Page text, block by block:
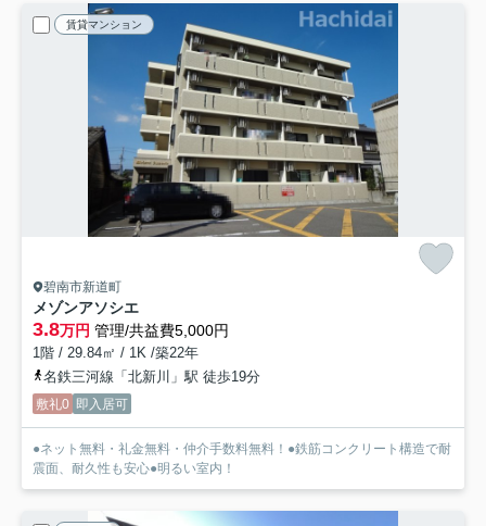
賃貸マンション
碧南市新道町
メゾンアソシエ
3.8万円 管理/共益費5,000円
1階 / 29.84㎡ / 1K /築22年
名鉄三河線「北新川」駅 徒歩19分
敷礼0 即入居可
●ネット無料・礼金無料・仲介手数料無料！●鉄筋コンクリート構造で耐
震面、耐久性も安心●明るい室内！